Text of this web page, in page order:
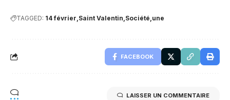
TAGGED: 14 février Saint Valentin Société une
FACEBOOK
LAISSER UN COMMENTAIRE